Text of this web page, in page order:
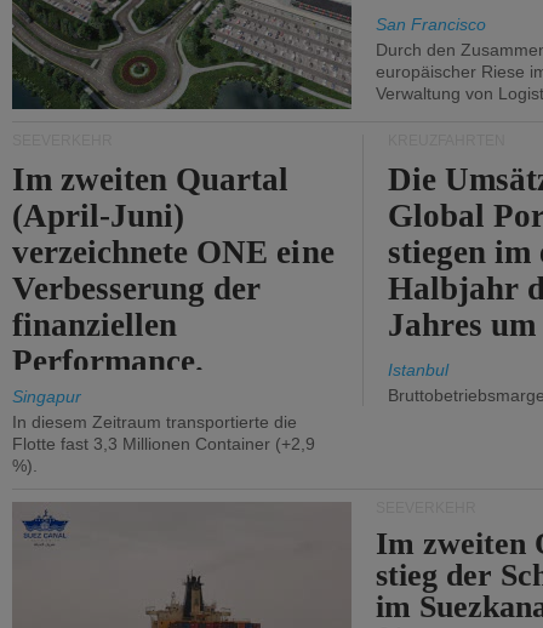
San Francisco
Durch den
europäischer Riese
Verwaltung von
Im zweiten Quartal
(April-Juni)
verzeichnete ONE eine
Verbesserung der
finanziellen
Performance.
Singapur
In diesem Zeitraum transportierte die
Flotte fast 3,3 Millionen Container (+2,9
%).
Die
Global
stiegen im
Halbjahr
Jahres
Istanbul
Im zweiten
stieg der
im